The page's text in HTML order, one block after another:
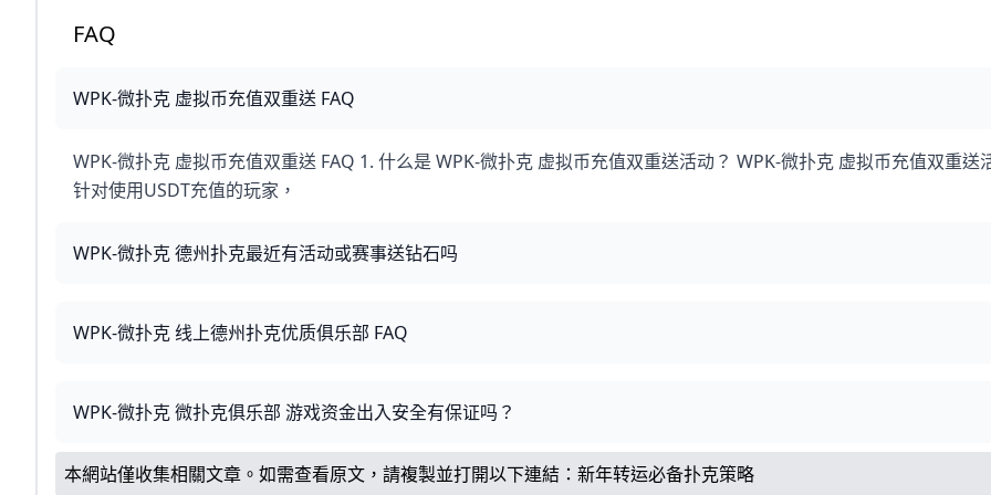
FAQ
WPK-微扑克 虚拟币充值双重送 FAQ
WPK-微扑克 虚拟币充值双重送 FAQ 1. 什么是 WPK-微扑克 虚拟币充值双重送活动？ WPK-微扑克 虚拟币充值双重送
针对使用USDT充值的玩家，
WPK-微扑克 德州扑克最近有活动或赛事送钻石吗
WPK-微扑克 线上德州扑克优质俱乐部 FAQ
WPK-微扑克 微扑克俱乐部 游戏资金出入安全有保证吗？
本網站僅收集相關文章。如需查看原文，請複製並打開以下連結： 新年转运必备扑克策略